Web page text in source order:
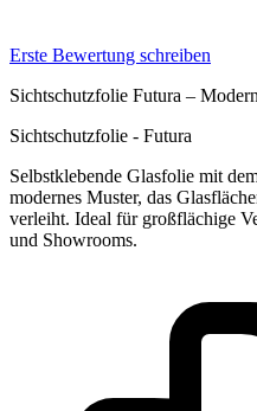
Erste Bewertung schreiben
Sichtschutzfolie Futura –
Sichtschutzfolie - Futura
Selbstklebende Glasfolie mit
modernes Muster, das
verleiht. Ideal für großflächige
und Showrooms.